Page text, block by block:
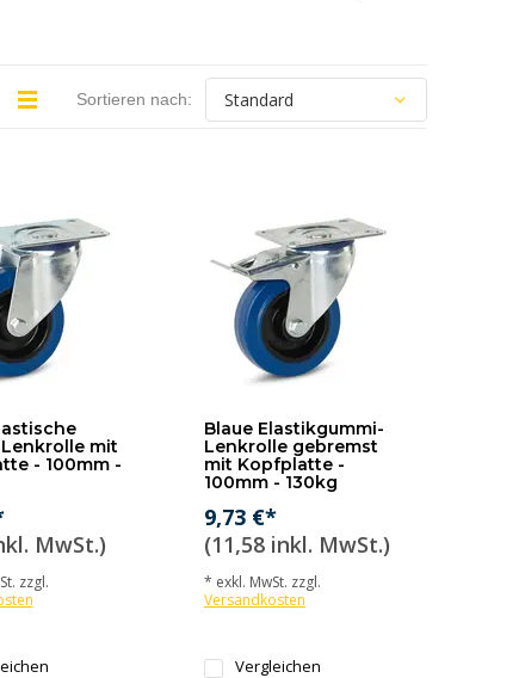
Sortieren nach:
mit
- 100mm -
MwSt.)
zzgl.
Blaue Elastikgummi-
Lenkrolle gebremst
mit Kopfplatte -
100mm - 130kg
9,73 €*
(11,58 inkl. MwSt.)
* exkl. MwSt. zzgl.
Versandkosten
Vergleichen